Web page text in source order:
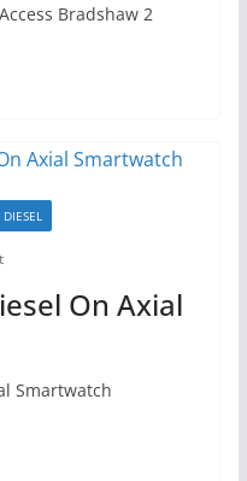
Bradshaw 2
On Axial
Smartwatch